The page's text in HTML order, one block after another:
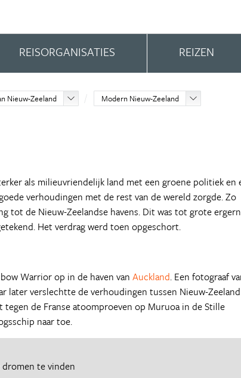
REISORGANISATIES REIZEN
Nieuw-Zeeland Modern Nieuw-Zeeland
als milieuvriendelijk land met een groene politiek en
verhoudingen met de rest van de wereld zorgde. Zo
tot de Nieuw-Zeelandse havens. Dit was tot grote
Het verdrag werd toen opgeschort.
Warrior op in de haven van Auckland. Een fotograaf
later verslechtte de verhoudingen tussen Nieuw-
de Franse atoomproeven op Muruoa in de Stille
naar toe.
dromen te vinden